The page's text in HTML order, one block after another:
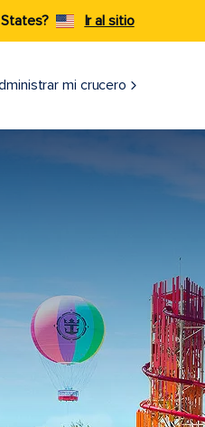
Ir al sitio
mi crucero